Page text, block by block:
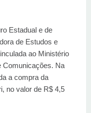
Estadual e de
de Estudos e
ao Ministério
Comunicações. Na
a compra da
no valor de R$ 4,5